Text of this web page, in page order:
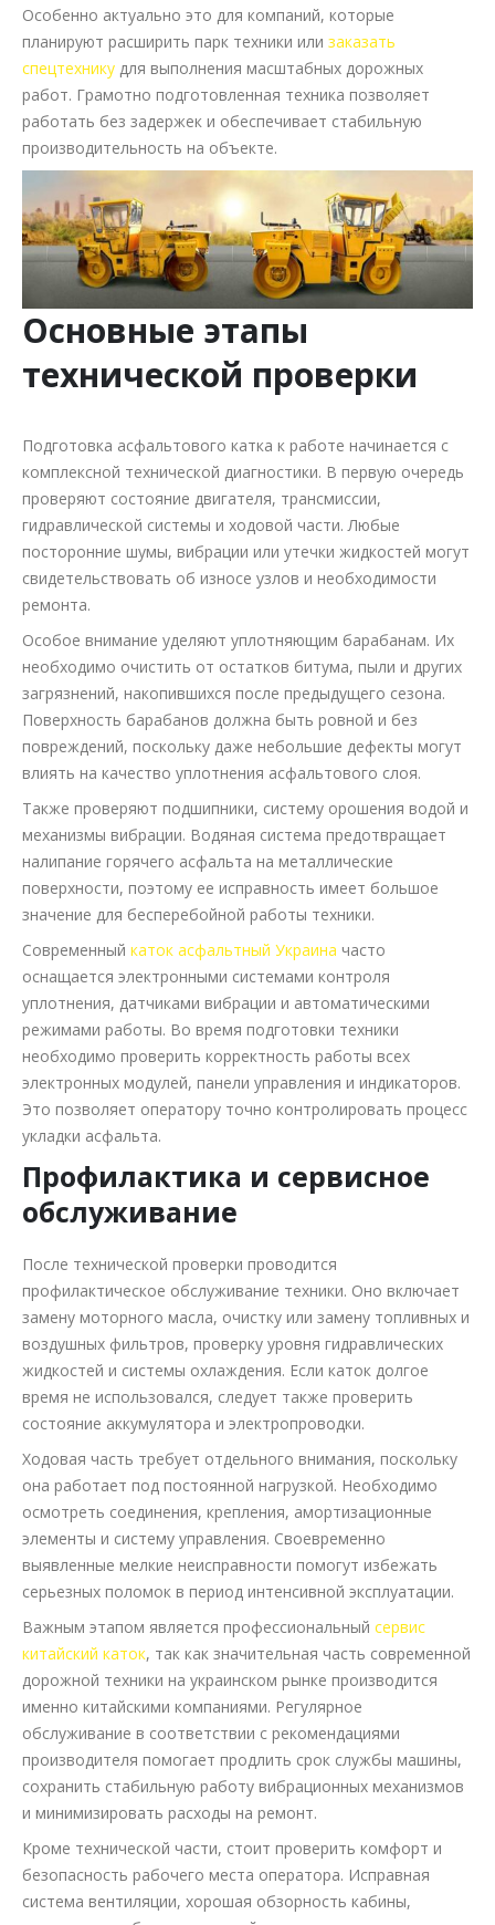
Особенно актуально это для компаний, которые
планируют расширить парк техники или заказать
спецтехнику для выполнения масштабных дорожных
работ. Грамотно подготовленная техника позволяет
работать без задержек и обеспечивает стабильную
производительность на объекте.
Основные этапы
технической проверки
Подготовка асфальтового катка к работе начинается с
комплексной технической диагностики. В первую очередь
проверяют состояние двигателя, трансмиссии,
гидравлической системы и ходовой части. Любые
посторонние шумы, вибрации или утечки жидкостей могут
свидетельствовать об износе узлов и необходимости
ремонта.
Особое внимание уделяют уплотняющим барабанам. Их
необходимо очистить от остатков битума, пыли и других
загрязнений, накопившихся после предыдущего сезона.
Поверхность барабанов должна быть ровной и без
повреждений, поскольку даже небольшие дефекты могут
влиять на качество уплотнения асфальтового слоя.
Также проверяют подшипники, систему орошения водой и
механизмы вибрации. Водяная система предотвращает
налипание горячего асфальта на металлические
поверхности, поэтому ее исправность имеет большое
значение для бесперебойной работы техники.
Современный каток асфальтный Украина часто
оснащается электронными системами контроля
уплотнения, датчиками вибрации и автоматическими
режимами работы. Во время подготовки техники
необходимо проверить корректность работы всех
электронных модулей, панели управления и индикаторов.
Это позволяет оператору точно контролировать процесс
укладки асфальта.
Профилактика и сервисное
обслуживание
После технической проверки проводится
профилактическое обслуживание техники. Оно включает
замену моторного масла, очистку или замену топливных и
воздушных фильтров, проверку уровня гидравлических
жидкостей и системы охлаждения. Если каток долгое
время не использовался, следует также проверить
состояние аккумулятора и электропроводки.
Ходовая часть требует отдельного внимания, поскольку
она работает под постоянной нагрузкой. Необходимо
осмотреть соединения, крепления, амортизационные
элементы и систему управления. Своевременно
выявленные мелкие неисправности помогут избежать
серьезных поломок в период интенсивной эксплуатации.
Важным этапом является профессиональный сервис
китайский каток, так как значительная часть современной
дорожной техники на украинском рынке производится
именно китайскими компаниями. Регулярное
обслуживание в соответствии с рекомендациями
производителя помогает продлить срок службы машины,
сохранить стабильную работу вибрационных механизмов
и минимизировать расходы на ремонт.
Кроме технической части, стоит проверить комфорт и
безопасность рабочего места оператора. Исправная
система вентиляции, хорошая обзорность кабины,